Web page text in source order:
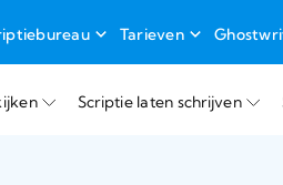
Tarieven
Scriptie laten schrijven